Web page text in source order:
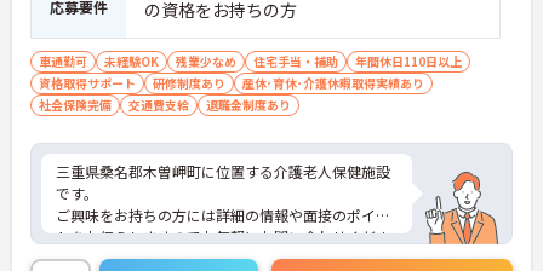
応募要件
の資格をお持ちの方
車通勤可 未経験OK 残業少なめ 住宅手当・補助
年間休日110日以上
資格取得サポート
研修制度あり
産休･育休･介護休暇取得実績あり
社会保険完備
交通費支給 退職金制度あり
三重県桑名郡木曽岬町に位置する介護老人保健施設
です。
ご興味をお持ちの方には詳細の情報や面接のポイン
トをお伝えしますのでお気軽にお問い合わせくださ
いませ。